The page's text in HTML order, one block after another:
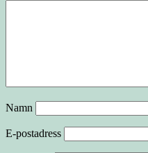
Namn
E-postadress